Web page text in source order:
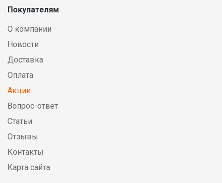
Покупателям
О компании
Новости
Доставка
Оплата
Акции
Вопрос-ответ
Статьи
Отзывы
Контакты
Карта сайта